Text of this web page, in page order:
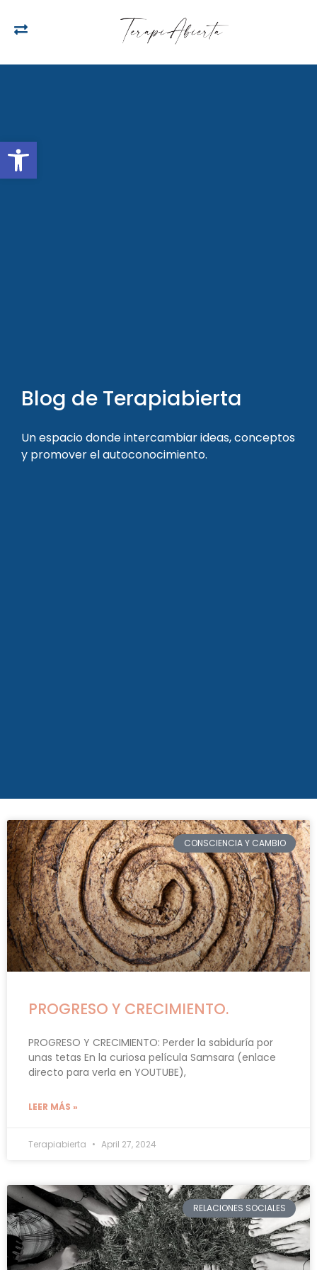
Open toolbar
Blog de Terapiabierta
Un espacio donde intercambiar ideas, conceptos
y promover el autoconocimiento.
CONSCIENCIA Y CAMBIO
PROGRESO Y CRECIMIENTO.
PROGRESO Y CRECIMIENTO: Perder la sabiduría por
unas tetas En la curiosa película Samsara (enlace
directo para verla en YOUTUBE),
LEER MÁS »
Terapiabierta April 27, 2024
RELACIONES SOCIALES